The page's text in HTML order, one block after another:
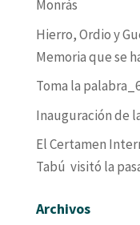
Monrás
Hierro, Ordio y
Memoria que se
Toma la
Inauguración de
El Certamen
Tabú visitó la
Archivos